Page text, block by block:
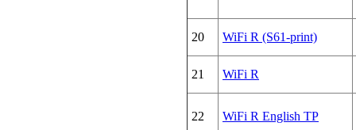
20 WiFi R (S61-print)
21 WiFi R
22 WiFi R English TP